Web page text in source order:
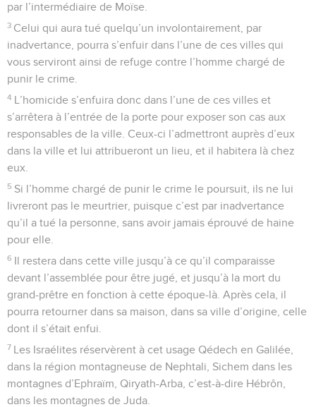
par l’intermédiaire de Moïse.
3 Celui qui aura tué quelqu’un involontairement, par
inadvertance, pourra s’enfuir dans l’une de ces villes qui
vous serviront ainsi de refuge contre l’homme chargé de
punir le crime.
4 L’homicide s’enfuira donc dans l’une de ces villes et
s’arrêtera à l’entrée de la porte pour exposer son cas aux
responsables de la ville. Ceux-ci l’admettront auprès d’eux
dans la ville et lui attribueront un lieu, et il habitera là chez
eux.
5 Si l’homme chargé de punir le crime le poursuit, ils ne lui
livreront pas le meurtrier, puisque c’est par inadvertance
qu’il a tué la personne, sans avoir jamais éprouvé de haine
pour elle.
6 Il restera dans cette ville jusqu’à ce qu’il comparaisse
devant l’assemblée pour être jugé, et jusqu’à la mort du
grand-prêtre en fonction à cette époque-là. Après cela, il
pourra retourner dans sa maison, dans sa ville d’origine, celle
dont il s’était enfui.
7 Les Israélites réservèrent à cet usage Qédech en Galilée,
dans la région montagneuse de Nephtali, Sichem dans les
montagnes d’Ephraïm, Qiryath-Arba, c’est-à-dire Hébrôn,
dans les montagnes de Juda.